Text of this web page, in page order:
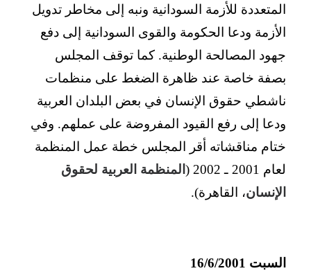
المتعددة للأزمة السودانية ونبه إلى مخاطر تدويل
الأزمة ودعا الحكومة والقوى السودانية إلى دفع
جهود المصالحة الوطنية. كما توقف المجلس
بصفة خاصة عند ظاهرة الضغط على منظمات
ناشطي حقوق الإنسان في بعض البلدان العربية
ودعا إلى رفع القيود المفروضة على عملهم. وفي
ختام مناقشاته أقر المجلس خطة عمل المنظمة
لعام 2001 ـ 2002 (
المنظمة العربية لحقوق
الإنسان، القاهرة).
السبت 16/6/2001